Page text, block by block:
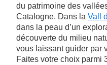
du patrimoine des
Catalogne. Dans la Vall
dans la peau d’un
découverte du milieu
vous laissant guider par
Faites votre choix parmi